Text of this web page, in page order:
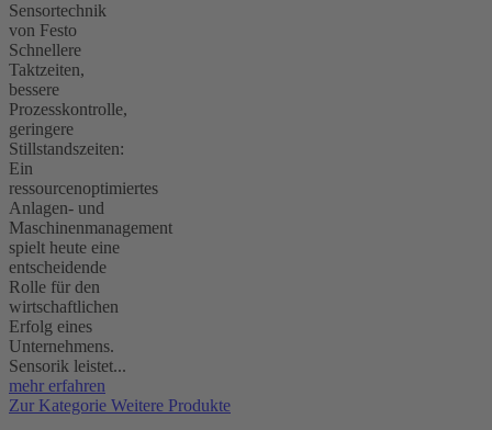
Sensortechnik
von Festo
Schnellere
Taktzeiten,
bessere
Prozesskontrolle,
geringere
Stillstandszeiten:
Ein
ressourcenoptimiertes
Anlagen- und
Maschinenmanagement
spielt heute eine
entscheidende
Rolle für den
wirtschaftlichen
Erfolg eines
Unternehmens.
Sensorik leistet...
mehr erfahren
Zur Kategorie Weitere Produkte